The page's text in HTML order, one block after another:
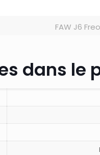
FAW J6
dans le